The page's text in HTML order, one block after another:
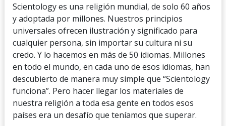
Scientology es una religión mundial, de solo 60 años
y adoptada por millones. Nuestros principios
universales ofrecen ilustración y significado para
cualquier persona, sin importar su cultura ni su
credo. Y lo hacemos en más de 50 idiomas. Millones
en todo el mundo, en cada uno de esos idiomas, han
descubierto de manera muy simple que “Scientology
funciona”. Pero hacer llegar los materiales de
nuestra religión a toda esa gente en todos esos
países era un desafío que teníamos que superar.